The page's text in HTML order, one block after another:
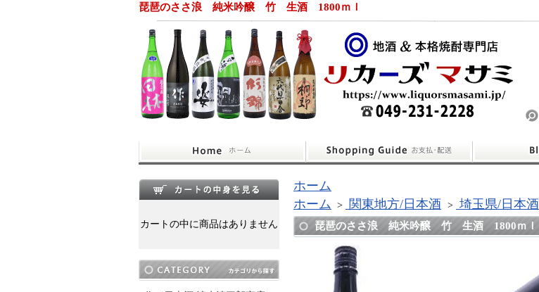
琵琶のささ浪 純米吟醸 竹 生酒 1800ｍｌ
カートの中に商品はありません
ホーム
ホーム > 関東地方/日本酒 > 埼玉県/日本酒
琵琶のささ浪 純米吟醸 竹 生酒 1800ｍｌ